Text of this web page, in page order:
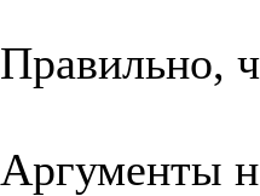
Правильно,
Аргументы